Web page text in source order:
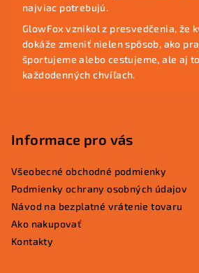
najviac potrebujú.
GlowFox vznikol z presvedčenia, že
dokáže zmeniť nielen spôsob, ako
športujeme alebo cestujeme, ale aj
každodenných chvíľach.
Informace pro vás
Všeobecné obchodné podmienky
Podmienky ochrany osobných údajov
Návod na bezplatné vrátenie tovaru
Ako nakupovať
Kontakty